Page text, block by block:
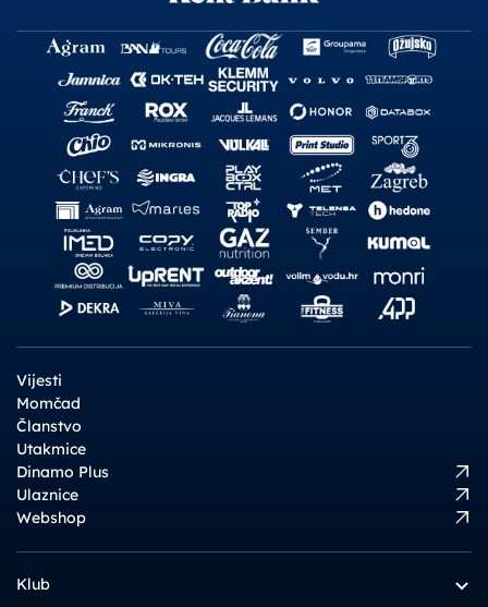
Vijesti
Momčad
Članstvo
Utakmice
Dinamo Plus
Ulaznice
Webshop
Klub